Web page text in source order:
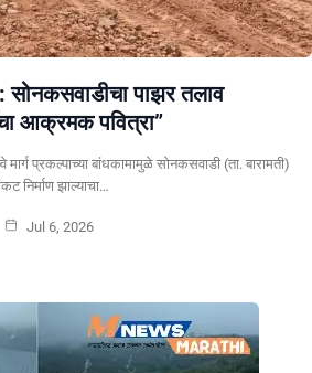
सोनकसवाडीचा पाझर तलाव
आक्रमक पवित्रा”
मार्ग प्रकल्पाच्या बांधकामामुळे सोनकसवाडी (ता. बारामती)
निर्माण झाल्याचा…
Jul 6, 2026